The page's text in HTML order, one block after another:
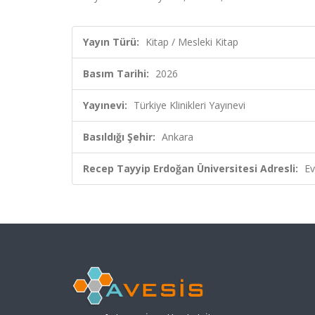
Yayın Türü: Kitap / Mesleki Kitap
Basım Tarihi: 2026
Yayınevi: Türkiye Klinikleri Yayınevi
Basıldığı Şehir: Ankara
Recep Tayyip Erdoğan Üniversitesi Adresli: